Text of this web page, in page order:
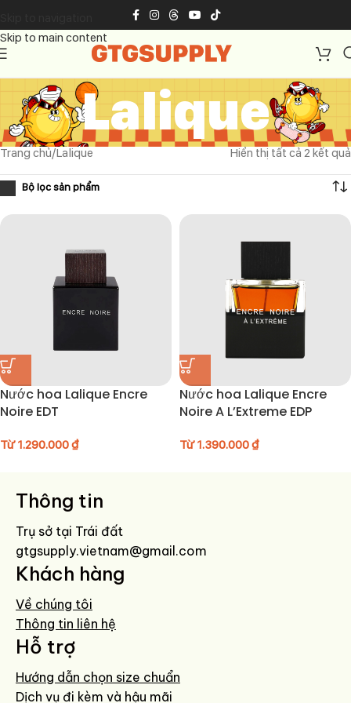
Skip to main content
Lalique
Trang chủ Lalique Hiển thị tất cả 2 kết quả
Nước hoa Lalique Encre
Noire EDT
Từ1.290.000₫
Nước hoa Lalique Encre
Noire A L’Extreme EDP
Từ1.390.000₫
Thông tin
Trụ sở tại Trái đất
gtgsupply.vietnam@gmail.com
Khách hàng
Về chúng tôi
Thông tin liên hệ
Hỗ trợ
Hướng dẫn chọn size chuẩn
Dịch vụ đi kèm và hậu mãi